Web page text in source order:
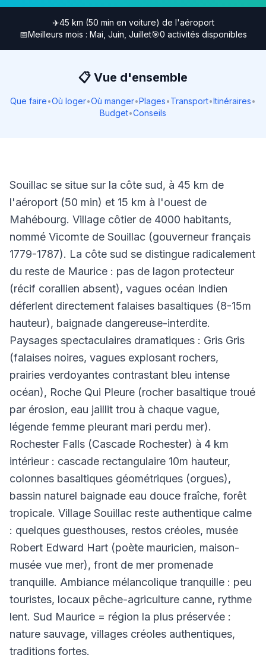
✈️45 km (50 min en voiture) de l'aéroport
📅Meilleurs mois : Mai, Juin, Juillet🎯0 activités disponibles
📋 Vue d'ensemble
Que faire•Où loger•Où manger•Plages•Transport•Itinéraires•
Budget•Conseils
Souillac se situe sur la côte sud, à 45 km de
l'aéroport (50 min) et 15 km à l'ouest de
Mahébourg. Village côtier de 4000 habitants,
nommé Vicomte de Souillac (gouverneur français
1779-1787). La côte sud se distingue radicalement
du reste de Maurice : pas de lagon protecteur
(récif corallien absent), vagues océan Indien
déferlent directement falaises basaltiques (8-15m
hauteur), baignade dangereuse-interdite.
Paysages spectaculaires dramatiques : Gris Gris
(falaises noires, vagues explosant rochers,
prairies verdoyantes contrastant bleu intense
océan), Roche Qui Pleure (rocher basaltique troué
par érosion, eau jaillit trou à chaque vague,
légende femme pleurant mari perdu mer).
Rochester Falls (Cascade Rochester) à 4 km
intérieur : cascade rectangulaire 10m hauteur,
colonnes basaltiques géométriques (orgues),
bassin naturel baignade eau douce fraîche, forêt
tropicale. Village Souillac reste authentique calme
: quelques guesthouses, restos créoles, musée
Robert Edward Hart (poète mauricien, maison-
musée vue mer), front de mer promenade
tranquille. Ambiance mélancolique tranquille : peu
touristes, locaux pêche-agriculture canne, rythme
lent. Sud Maurice = région la plus préservée :
nature sauvage, villages créoles authentiques,
traditions fortes.